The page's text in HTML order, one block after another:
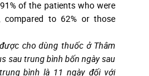
of the patients who were
compared to 62% or those
cho dùng thuốc ở Thâm
sau trung bình bốn ngày sau
bình là 11 ngày đối với